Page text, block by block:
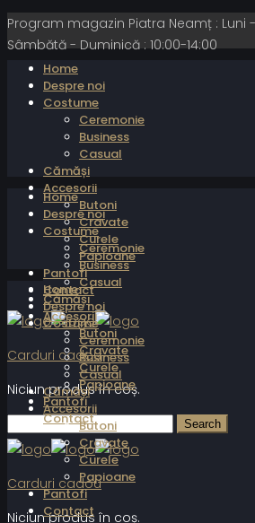
Program magazin Piatra Neamț : Luni -
Sâmbătă - Duminică : 10:00-14:00
Home
Despre noi
Costume
Ceremonie
Business
Casual
Cămăși
Accesorii
Butoni
Cravate
Curele
Papioane
Pantofi
Contact
Carduri cadou
Niciun produs în coș.
Home
Despre noi
Costume
Ceremonie
Business
Casual
Cămăși
Accesorii
Butoni
Cravate
Curele
Papioane
Pantofi
Contact
Carduri cadou
Niciun produs în coș.
Home
Despre noi
Costume
Ceremonie
Business
Casual
Cămăși
Accesorii
Butoni
Cravate
Curele
Papioane
Pantofi
Contact